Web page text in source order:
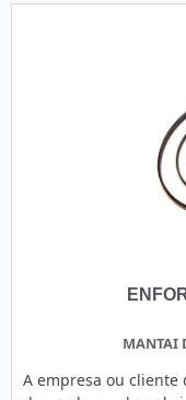
qualidade e
MANTAI
A empresa ou